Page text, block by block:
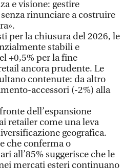
e visione: gestire
rinunciare a costruire
per la chiusura del 2026, le
stabili e
+0,5% per la fine
ancora prudente. Le
contenute: da altro
accessori (-2%) alla
dell’espansione
retailer come una leva
geografica.
che conferma o
all’85% suggerisce che le
mercati esteri continuano